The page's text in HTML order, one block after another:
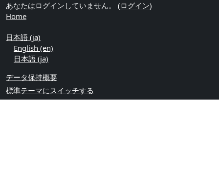
あなたはログインしていません。 (ログイン)
Home
日本語 ‎(ja)‎
English ‎(en)‎
日本語 ‎(ja)‎
データ保持概要
標準テーマにスイッチする